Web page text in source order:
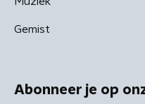
Gemist
Abonneer je op